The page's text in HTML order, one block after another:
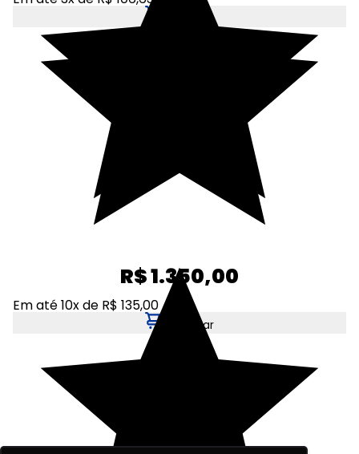
Adicionar
R$ 1.350,00
Em até 10x de R$ 135,00
Adicionar